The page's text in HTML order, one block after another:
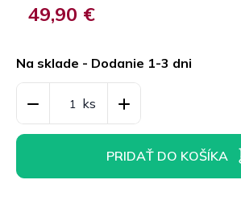
49,90 €
cena:
Na sklade - Dodanie 1-3 dni
PRIDAŤ DO KOŠÍKA